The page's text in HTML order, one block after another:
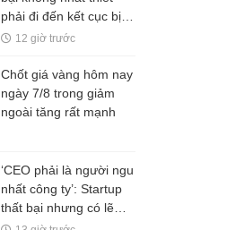
phải đi đến kết cục bị
bỏ hoang"
12 giờ trước
Chốt giá vàng hôm nay
ngày 7/8 trong giảm
ngoài tăng rất mạnh
‘CEO phải là người ngu
nhất công ty’: Startup
thất bại nhưng có lẽ
Nguyễn Minh Thảo đã